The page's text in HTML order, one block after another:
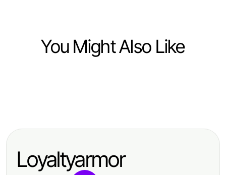
You Might Also Like
and Stay Protected: Essential Tips
What's Coming Next for Document
Strategies for Secure Verification
Loyaltyarmor